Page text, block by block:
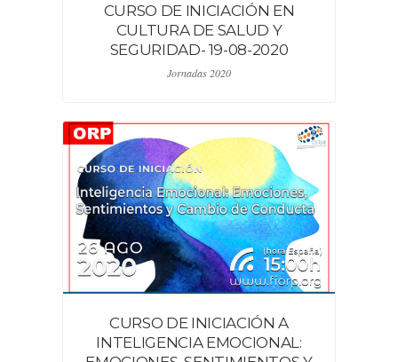
CURSO DE INICIACIÓN EN
CULTURA DE SALUD Y
SEGURIDAD- 19-08-2020
Jornadas 2020
CURSO DE INICIACIÓN A
INTELIGENCIA EMOCIONAL: